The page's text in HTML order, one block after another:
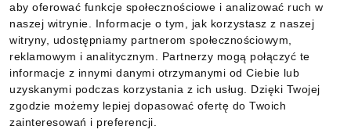
aby oferować funkcje społecznościowe i analizować ruch w
naszej witrynie. Informacje o tym, jak korzystasz z naszej
witryny, udostępniamy partnerom społecznościowym,
reklamowym i analitycznym. Partnerzy mogą połączyć te
informacje z innymi danymi otrzymanymi od Ciebie lub
uzyskanymi podczas korzystania z ich usług. Dzięki Twojej
zgodzie możemy lepiej dopasować ofertę do Twoich
zainteresowań i preferencji.
Informacje
Pobierz naszą aplikację mobilną: